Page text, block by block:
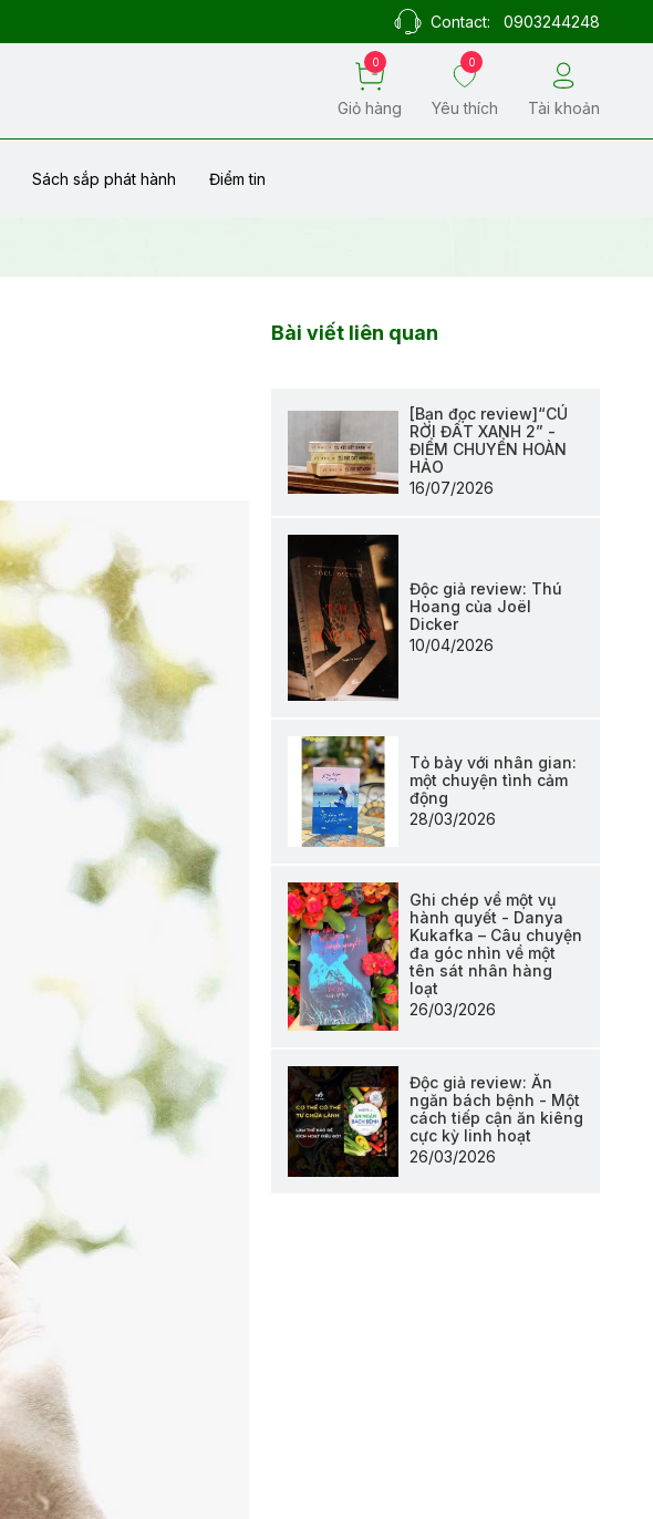
Contact: 0903244248
0
Giỏ hàng
0
Yêu thích Tài khoản
Sách sắp phát hành Điểm tin
Bài viết liên quan
[Bạn đọc review]“CÚ
RỜI ĐẤT XANH 2” -
ĐIỂM CHUYỂN HOÀN
HẢO
16/07/2026
Độc giả review: Thú
Hoang của Joël
Dicker
10/04/2026
Tỏ bày với nhân gian:
một chuyện tình cảm
động
28/03/2026
Ghi chép về một vụ
hành quyết - Danya
Kukafka – Câu chuyện
đa góc nhìn về một
tên sát nhân hàng
loạt
26/03/2026
Độc giả review: Ăn
ngăn bách bệnh - Một
cách tiếp cận ăn kiêng
cực kỳ linh hoạt
26/03/2026